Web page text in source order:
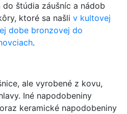
štúdia záušníc a nádob
ktoré sa našli v kultovej
dobe bronzovej do
.
ale vyrobené z kovu,
Iné napodobeniny
keramické napodobeniny